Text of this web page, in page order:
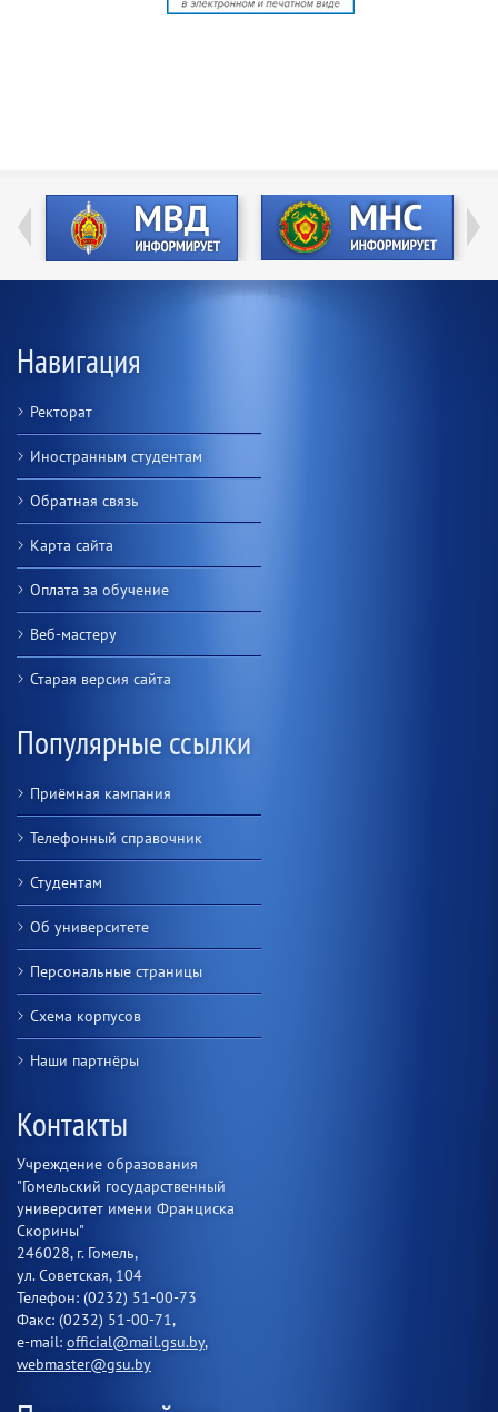
Навигация
Ректорат
Иностранным студентам
Обратная связь
Карта сайта
Оплата за обучение
Веб-мастеру
Старая версия сайта
Популярные ссылки
Приёмная кампания
Телефонный справочник
Студентам
Об университете
Персональные страницы
Схема корпусов
Наши партнёры
Контакты
Учреждение образования
"Гомельский государственный
университет имени Франциска
Скорины"
246028, г. Гомель,
ул. Советская, 104
Телефон: (0232) 51-00-73
Факс: (0232) 51-00-71,
e-mail: official@mail.gsu.by,
webmaster@gsu.by